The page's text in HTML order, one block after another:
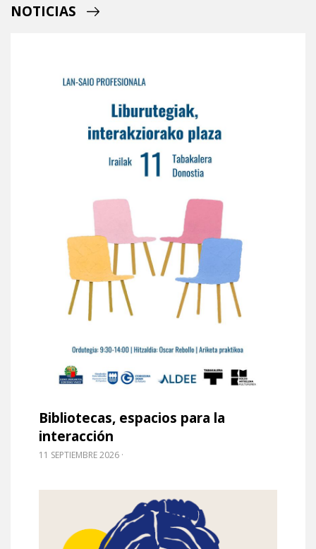
NOTICIAS
Bibliotecas, espacios para la
interacción
11 SEPTIEMBRE 2026